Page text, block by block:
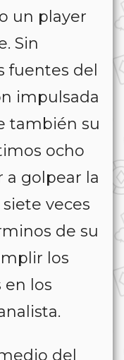
un player
Sin
fuentes del
impulsada
también su
ocho
a golpear la
veces
de su
los
en los
del